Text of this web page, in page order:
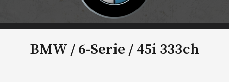
BMW / 6-Serie /45i 333ch